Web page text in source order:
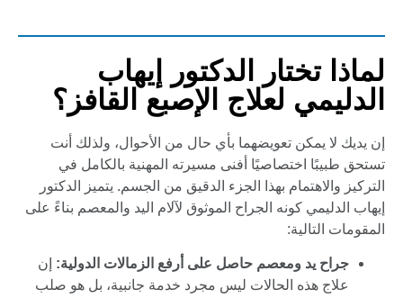
لماذا تختار الدكتور إيهاب
الدليمي لعلاج الإصبع القافز؟
إن يديك لا يمكن تعويضهما بأي حال من الأحوال، ولذلك أنت
تستحق طبيبًا اختصاصيًا أفنى مسيرته المهنية بالكامل في
التركيز والاهتمام بهذا الجزء الدقيق من الجسم. يتميز الدكتور
إيهاب الدليمي كونه الجراح الموثوق لآلام اليد والمعصم بناءً على
المقومات التالية:
جراح يد ومعصم حاصل على أرفع الزمالات الدولية: إن
علاج هذه الحالات ليس مجرد خدمة جانبية، بل هو صلب